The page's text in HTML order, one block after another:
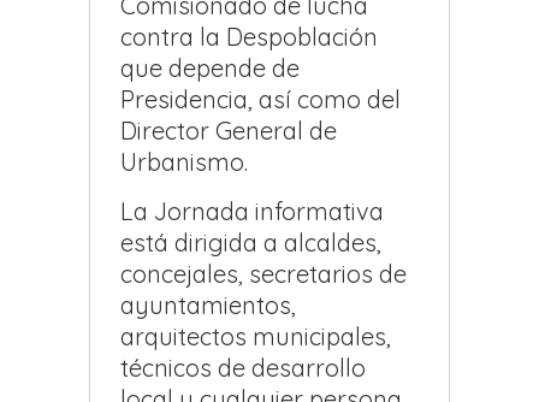
contra la Despoblación
que depende de
Presidencia, así como del
Director General de
Urbanismo.
La Jornada informativa
está dirigida a alcaldes,
concejales, secretarios de
ayuntamientos,
arquitectos municipales,
técnicos de desarrollo